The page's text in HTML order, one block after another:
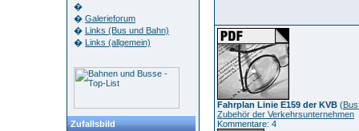
�
� Galerieforum
� Links (Bus und Bahn)
� Links (allgemein)
Zufallsbild
Fahrplan Linie E159 der KVB (
Zubehör der Verkehrsunternehmen
Kommentare: 4